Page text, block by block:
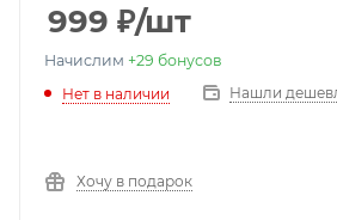
999 ₽/шт
Начислим +29 бонусов
Нет в наличии
Нашли
Хочу в подарок